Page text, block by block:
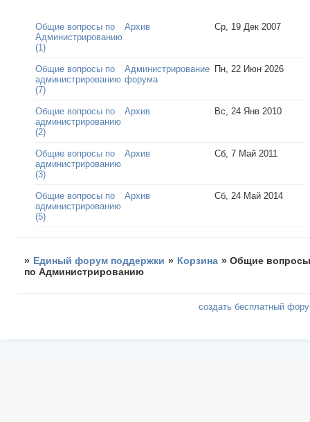
Общие вопросы по
Администрированию
(1)
Архив Ср, 19 Дек 2007
Общие вопросы по
администрированию
(7)
Администрирование
форума
Пн, 22 Июн 2026
Общие вопросы по
администрированию
(2)
Архив Вс, 24 Янв 2010
Общие вопросы по
администрированию
(3)
Архив Сб, 7 Май 2011
Общие вопросы по
администрированию
(5)
Архив Сб, 24 Май 2014
» Единый форум поддержки » Корзина »Общие
по Администрированию
создать бесплатный